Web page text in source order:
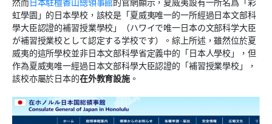
虹學園」的日本學校，該校是「夏威夷唯一的一所經過日本文部科
學大臣認證的補習授業學校」（ハワイで唯一日本の文部科学大臣
が補習授業校として認定する学校です）。綜上所述，雖然位於夏
威夷的這所學校並非日本文部科學省定義中的「日本人學校」，但
作為夏威夷唯一經過日本文部科學大臣認證的「補習授業學校」，
該校亦屬於日本的在外教育設施。